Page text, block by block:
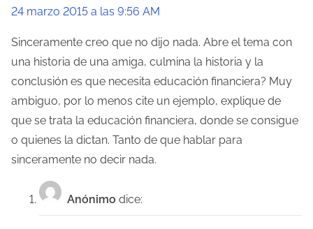
24 marzo 2015 a las 9:56 AM
Sinceramente creo que no dijo nada. Abre el tema con
una historia de una amiga, culmina la historia y la
conclusión es que necesita educación financiera? Muy
ambiguo, por lo menos cite un ejemplo, explique de
que se trata la educación financiera, donde se consigue
o quienes la dictan. Tanto de que hablar para
sinceramente no decir nada.
Anónimo dice: